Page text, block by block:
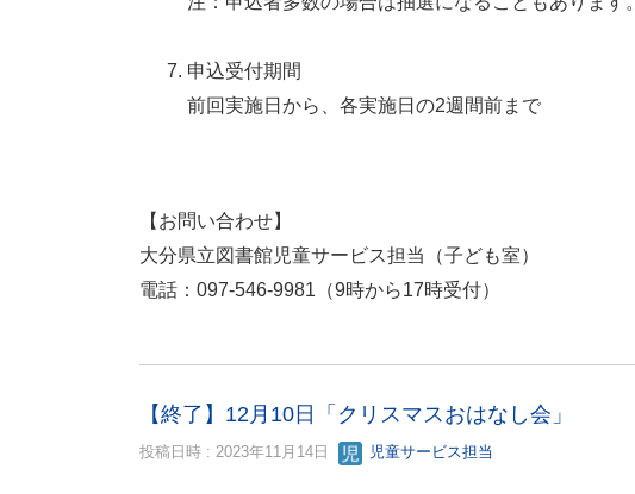
申込受付期間
前回実施日から、各実施日の2週間前まで
【お問い合わせ】
大分県立図書館児童サービス担当（子ども室）
電話：097-546-9981（9時から17時受付）
【終了】12月10日「クリスマスおはなし会」
投稿日時 : 2023年11月14日 児童サービス担当